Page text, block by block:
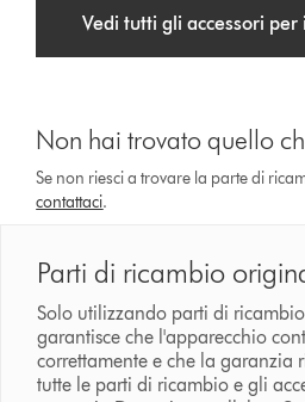
Vedi tutti gli accessori
Non hai trovato quello
Se non riesci a trovare la parte di
contattaci.
Parti di ricambio
Solo utilizzando parti di
garantisce che l'apparecchio
correttamente e che la garanzia
tutte le parti di ricambio e gli